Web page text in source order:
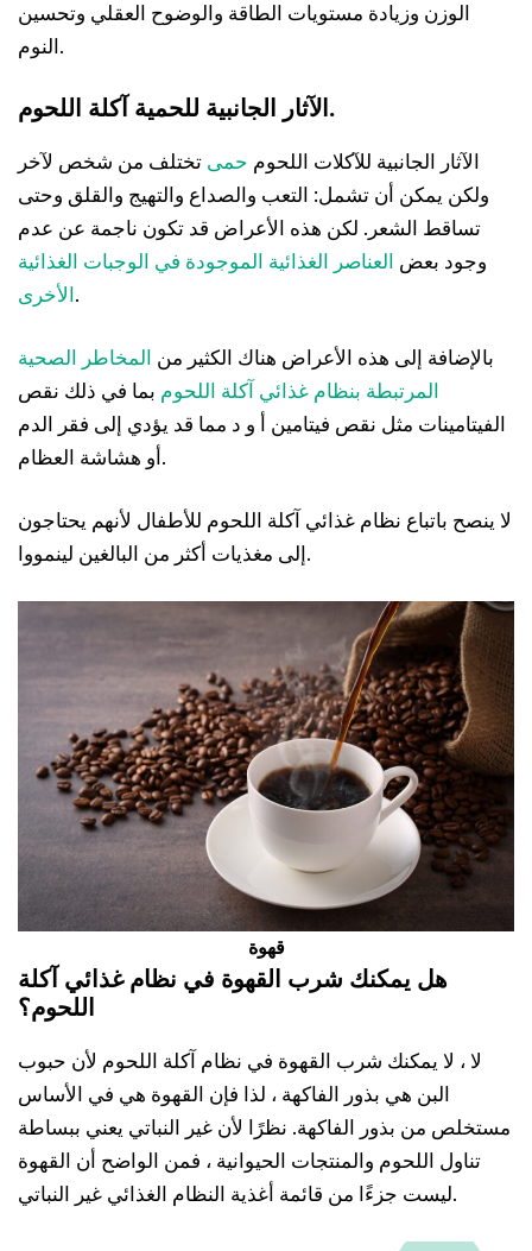
الوزن وزيادة مستويات الطاقة والوضوح العقلي وتحسين
النوم.
الآثار الجانبية للحمية آكلة اللحوم.
الآثار الجانبية للآكلات اللحوم حمى تختلف من شخص لآخر
ولكن يمكن أن تشمل: التعب والصداع والتهيج والقلق وحتى
تساقط الشعر. لكن هذه الأعراض قد تكون ناجمة عن عدم
وجود بعض
العناصر الغذائية الموجودة في الوجبات الغذائية
الأخرى .
بالإضافة إلى هذه الأعراض هناك الكثير من
المخاطر الصحية
المرتبطة بنظام غذائي آكلة اللحوم بما في ذلك نقص
الفيتامينات مثل نقص فيتامين أ و د مما قد يؤدي إلى فقر الدم
أو هشاشة العظام.
لا ينصح باتباع نظام غذائي آكلة اللحوم للأطفال لأنهم يحتاجون
إلى مغذيات أكثر من البالغين لينمووا.
قهوة
هل يمكنك شرب القهوة في نظام غذائي آكلة
اللحوم؟
لا ، لا يمكنك شرب القهوة في نظام آكلة اللحوم لأن حبوب
البن هي بذور الفاكهة ، لذا فإن القهوة هي في الأساس
مستخلص من بذور الفاكهة. نظرًا لأن غير النباتي يعني ببساطة
تناول اللحوم والمنتجات الحيوانية ، فمن الواضح أن القهوة
ليست جزءًا من قائمة أغذية النظام الغذائي غير النباتي.